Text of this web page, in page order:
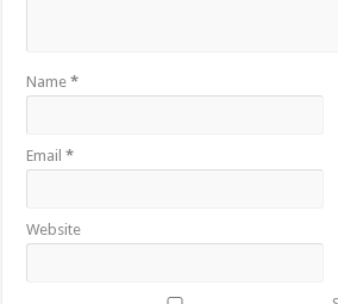
Name*
Email*
Website